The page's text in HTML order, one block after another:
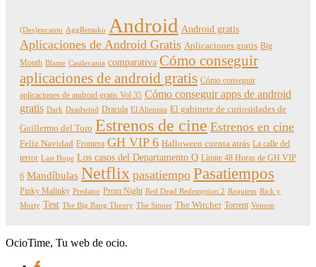
(Des)encanto AggRetsuko Android Android gratis
Aplicaciones de Android Gratis Aplicaciones gratis Big
Mouth Blame Castlevania comparativa Cómo conseguir
aplicaciones de android gratis Cómo conseguir
aplicaciones de android gratis Vol 35 Cómo conseguir apps de android
gratis Dark Deadwind Dracula El Alienista El gabinete de curiosidades de
Guillermo del Toro Estrenos de cine Estrenos en cine
Feliz Navidad Frontera GH VIP 6 Halloween cuenta atrás La calle del
terror Last Hope Los casos del Departamento Q Límite 48 Horas de GH VIP
6 Mandíbulas Netflix pasatiempo Pasatiempos
Pinky Malinky Predator Prom Night Red Dead Redemption 2 Requiem Rick y
Morty Test The Big Bang Theory The Sinner The Witcher Torrent Venom
OcioTime, Tu web de ocio.